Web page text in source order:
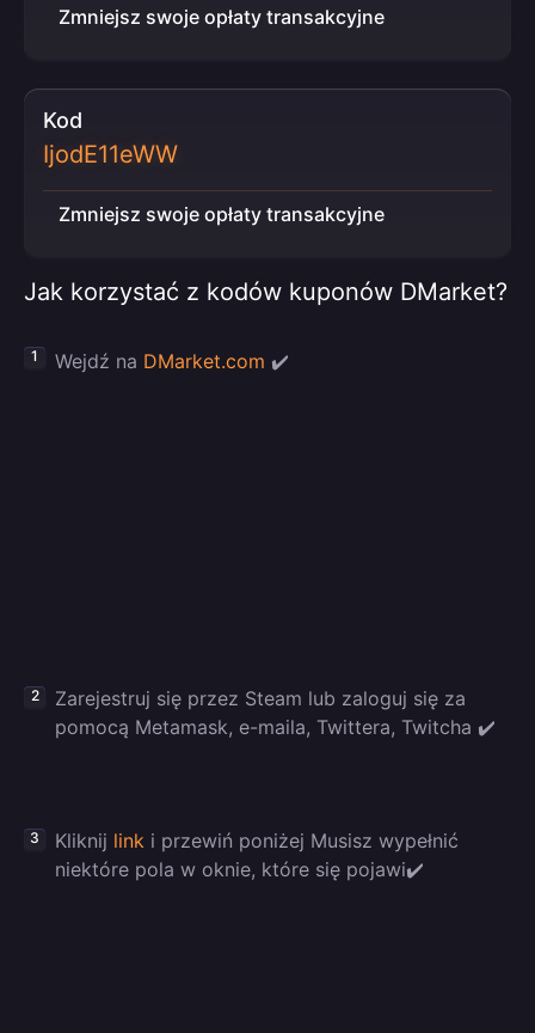
Zmniejsz swoje opłaty transakcyjne
Kod
IjodE11eWW
Zmniejsz swoje opłaty transakcyjne
Jak korzystać z kodów kuponów DMarket?
Wejdź na DMarket.com ✔️
Zarejestruj się przez Steam lub zaloguj się za
pomocą Metamask, e-maila, Twittera, Twitcha ✔️
Kliknij link i przewiń poniżej Musisz wypełnić
niektóre pola w oknie, które się pojawi✔️